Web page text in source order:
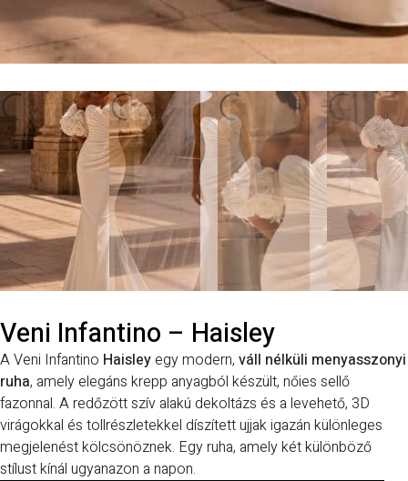
Veni Infantino – Haisley
A Veni Infantino Haisleyegy modern, váll nélküli menyasszonyi
ruha, amely elegáns krepp anyagból készült, nőies sellő
fazonnal. A redőzött szív alakú dekoltázs és a levehető, 3D
virágokkal és tollrészletekkel díszített ujjak igazán különleges
megjelenést kölcsönöznek. Egy ruha, amely két különböző
stílust kínál ugyanazon a napon.